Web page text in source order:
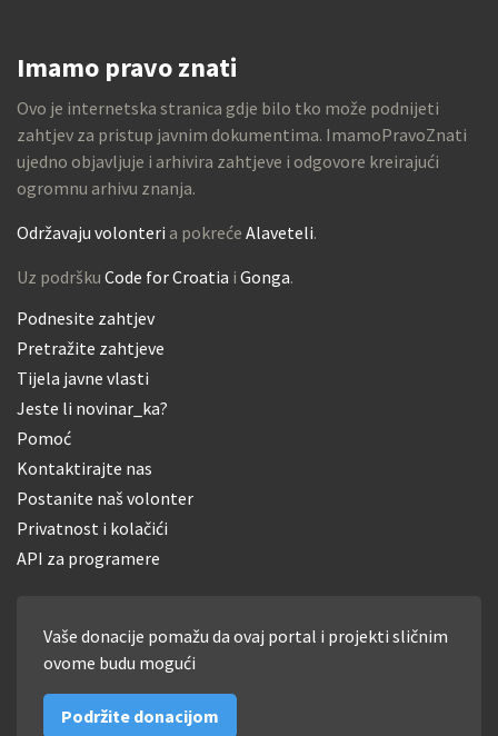
Imamo pravo znati
Ovo je internetska stranica gdje bilo tko može podnijeti
zahtjev za pristup javnim dokumentima. ImamoPravoZnati
ujedno objavljuje i arhivira zahtjeve i odgovore kreirajući
ogromnu arhivu znanja.
Održavaju volonteri a pokreće Alaveteli.
Uz podršku Code for Croatia i Gonga.
Podnesite zahtjev
Pretražite zahtjeve
Tijela javne vlasti
Jeste li novinar_ka?
Pomoć
Kontaktirajte nas
Postanite naš volonter
Privatnost i kolačići
API za programere
Vaše donacije pomažu da ovaj portal i projekti sličnim
ovome budu mogući
Podržite donacijom